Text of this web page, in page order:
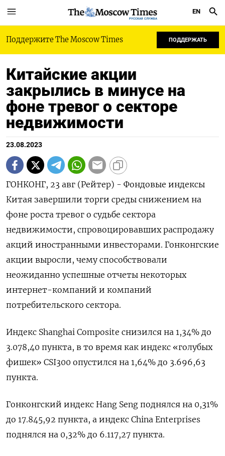
РУССКАЯ СЛУЖБА
EN
Поддержите The Moscow Times ПОДДЕРЖАТЬ
Китайские акции
закрылись в минусе на
фоне тревог о секторе
недвижимости
23.08.2023
ГОНКОНГ, 23 авг (Рейтер) - Фондовые индексы
Китая завершили торги среды снижением на
фоне роста тревог о судьбе сектора
недвижимости, спровоцировавших распродажу
акций иностранными инвесторами. Гонконгские
акции выросли, чему способствовали
неожиданно успешные отчеты некоторых
интернет-компаний и компаний
потребительского сектора.
Индекс Shanghai Composite снизился на 1,34% до
3.078,40 пункта, в то время как индекс «голубых
фишек» CSI300 опустился на 1,64% до 3.696,63
пункта.
Гонконгский индекс Hang Seng поднялся на 0,31%
до 17.845,92​ пункта, а индекс China Enterprises
поднялся на 0,32% до 6.117,27 пункта.